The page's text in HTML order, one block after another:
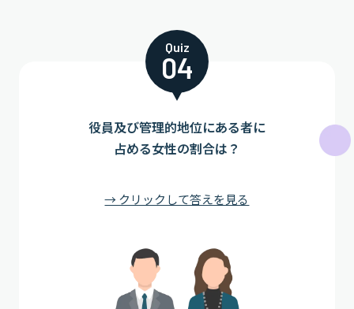
Quiz
04
役員及び管理的地位にある者に
占める女性の割合は？
→ クリックして答えを見る